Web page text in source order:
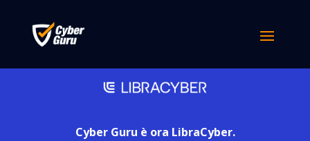
Cyber Guru è ora LibraCyber.